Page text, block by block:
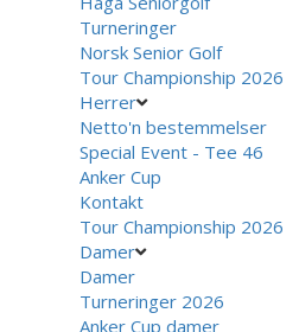
Turneringer
Norsk Senior Golf
Tour Championship 2026
Herrer
Netto'n bestemmelser
Special Event - Tee 46
Anker Cup
Kontakt
Tour Championship 2026
Damer
Damer
Turneringer 2026
Anker Cup damer